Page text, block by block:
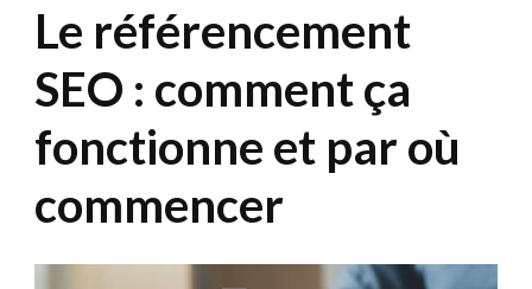
Le référencement
SEO : comment ça
fonctionne et par où
commencer